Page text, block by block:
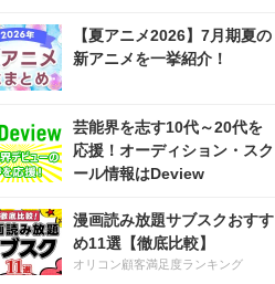
【夏アニメ2026】7月期夏の
新アニメを一挙紹介！
芸能界を志す10代～20代を
応援！オーディション・スク
ール情報はDeview
漫画読み放題サブスクおすす
め11選【徹底比較】
オリコン顧客満足度ランキング